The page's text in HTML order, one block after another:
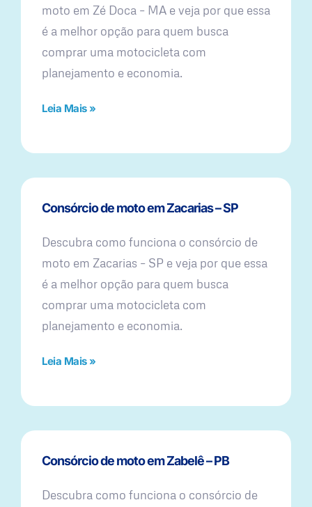
moto em Zé Doca – MA e veja por que essa
é a melhor opção para quem busca
comprar uma motocicleta com
planejamento e economia.
Leia Mais »
Consórcio de moto em Zacarias – SP
Descubra como funciona o consórcio de
moto em Zacarias – SP e veja por que essa
é a melhor opção para quem busca
comprar uma motocicleta com
planejamento e economia.
Leia Mais »
Consórcio de moto em Zabelê – PB
Descubra como funciona o consórcio de